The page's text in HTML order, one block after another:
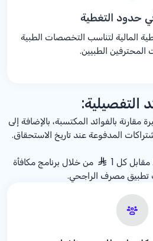
حدود التغطية
المالية لتناسب التخصصات الطبية
المحترفين الطبيين.
التفصيلية:
مقارنة بالفوائد المكتسبة، بالإضافة إلى
المدفوعة عند تاريخ الاستحقاق.
كل 1
من خلال برنامج مكافأة
تطبيق مصرف الراجحي.